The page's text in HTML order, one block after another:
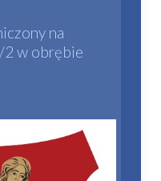
na
2 w obrębie